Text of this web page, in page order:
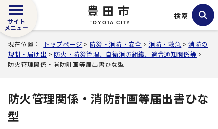
豊田市
TOYOTA CITY
サイト
メニュー
検索
現在位置： トップページ > 防災・消防・安全 > 消防・救急 >消防の
規制・届け出 > 防火・防災管理、自衛消防組織、適合通知関係等 >
防火管理関係・消防計画等届出書ひな型
防火管理関係・消防計画等届出書ひな
型